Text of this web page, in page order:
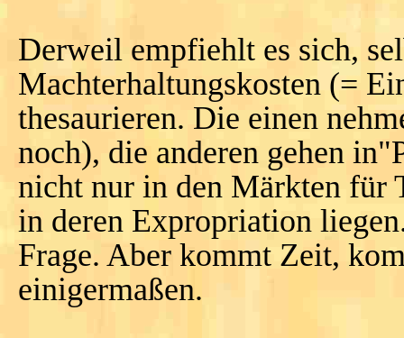
Derweil empfiehlt es sich,
Machterhaltungskosten (=
thesaurieren. Die einen
noch), die anderen gehen
nicht nur in den Märkten für
in deren Expropriation
Frage. Aber kommt Zeit,
einigermaßen.